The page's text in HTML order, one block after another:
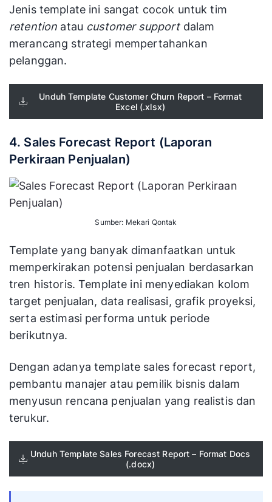
Jenis template ini sangat cocok untuk tim
retention atau customer supportdalam
merancang strategi mempertahankan
pelanggan.
Unduh Template Customer Churn Report – Format
Excel (.xlsx)
4. Sales Forecast Report (Laporan
Perkiraan Penjualan)
Sumber: Mekari Qontak
Template yang banyak dimanfaatkan untuk
memperkirakan potensi penjualan berdasarkan
tren historis. Template ini menyediakan kolom
target penjualan, data realisasi, grafik proyeksi,
serta estimasi performa untuk periode
berikutnya.
Dengan adanya template sales forecast report,
pembantu manajer atau pemilik bisnis dalam
menyusun rencana penjualan yang realistis dan
terukur.
Unduh Template Sales Forecast Report – Format Docs
(.docx)